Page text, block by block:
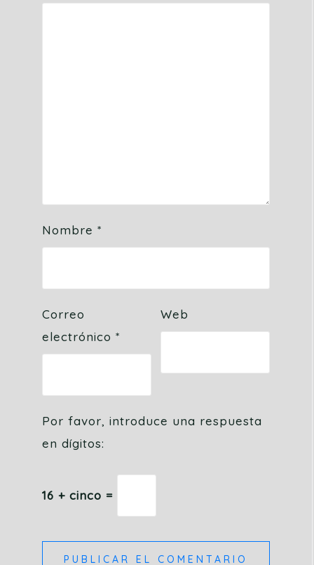
Nombre *
Correo
electrónico *
Web
Por favor, introduce una respuesta
en dígitos:
16 + cinco =